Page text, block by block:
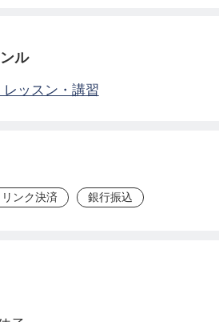
入れていこうと思います！
と探究心からの膨大な知識が
は、単なる知識ではなく、
です！
ル
レッスン・講習
リンク決済 銀行振込